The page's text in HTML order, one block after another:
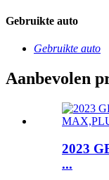
Gebruikte auto
Gebruikte auto
Aanbevolen
2023
...